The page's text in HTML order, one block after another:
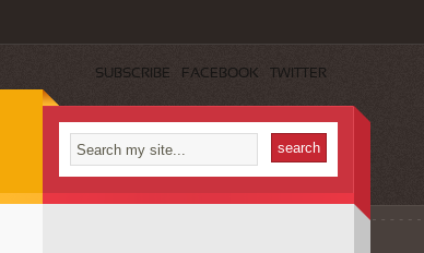
SUBSCRIBE FACEBOOK TWITTER